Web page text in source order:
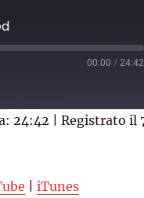
00:00 / 24:42
24:42
Registrato il
iTunes